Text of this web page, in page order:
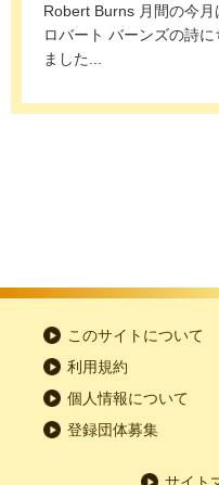
Robert Burns 月間の今月
ロバート バーンズの詩
ました...
このサイトについて
利用規約
個人情報について
登録団体募集
サイト